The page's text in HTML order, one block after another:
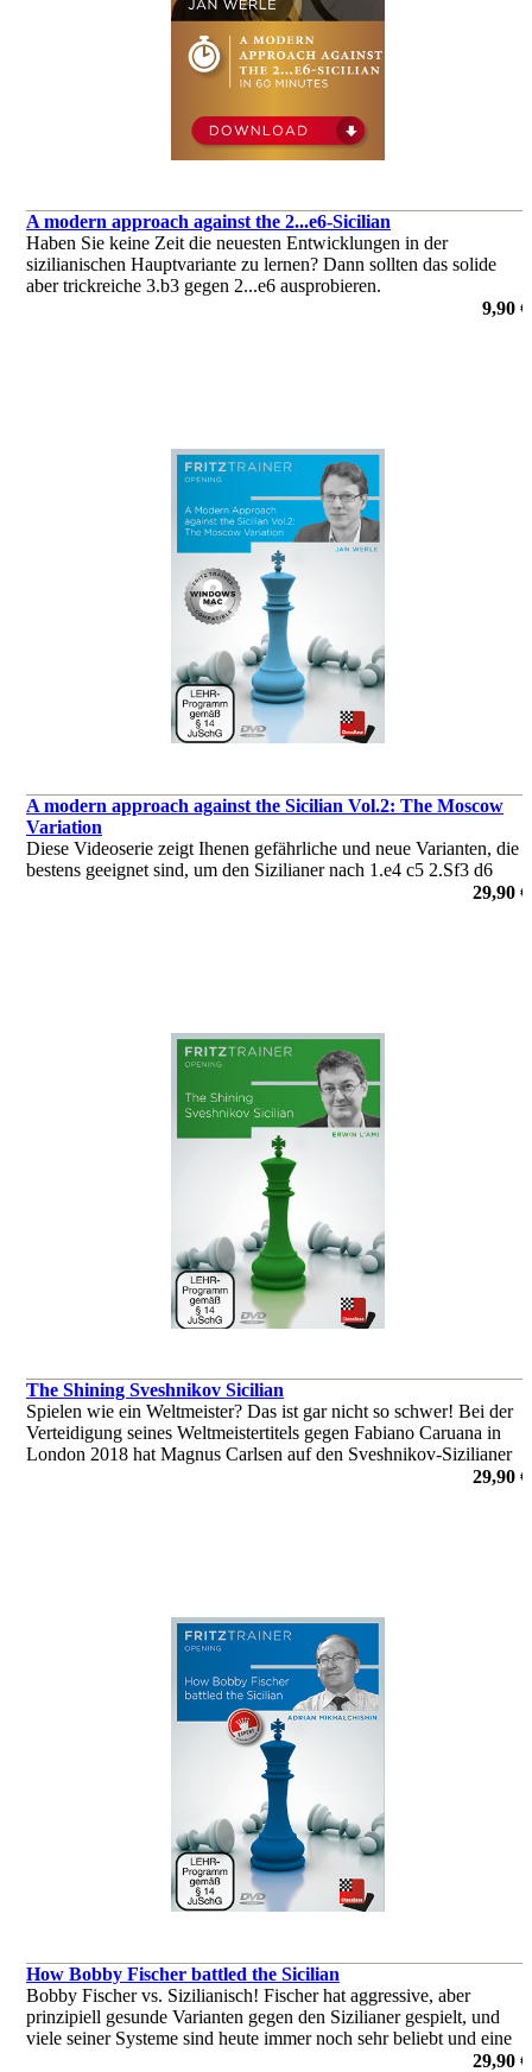
A modern approach against the 2...e6-Sicilian
Haben Sie keine Zeit die neuesten Entwicklungen in der
sizilianischen Hauptvariante zu lernen? Dann sollten das solide
aber trickreiche 3.b3 gegen 2...e6 ausprobieren.
9,90 €
A modern approach against the Sicilian Vol.2: The Moscow
Variation
Diese Videoserie zeigt Ihenen gefährliche und neue Varianten, die
bestens geeignet sind, um den Sizilianer nach 1.e4 c5 2.Sf3 d6
29,90 €
The Shining Sveshnikov Sicilian
Spielen wie ein Weltmeister? Das ist gar nicht so schwer! Bei der
Verteidigung seines Weltmeistertitels gegen Fabiano Caruana in
London 2018 hat Magnus Carlsen auf den Sveshnikov-Sizilianer
gesetzt und so kommt diese DVD zum genau richtigen Zeitpunkt.
29,90 €
How Bobby Fischer battled the Sicilian
Bobby Fischer vs. Sizilianisch! Fischer hat aggressive, aber
prinzipiell gesunde Varianten gegen den Sizilianer gespielt, und
viele seiner Systeme sind heute immer noch sehr beliebt und eine
29,90 €